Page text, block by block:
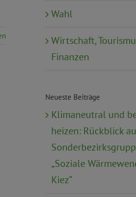
Wahl
Wirtschaft,
Finanzen
Neueste Beiträge
Klimaneutral und
heizen: Rückblick
„Soziale
Kiez“